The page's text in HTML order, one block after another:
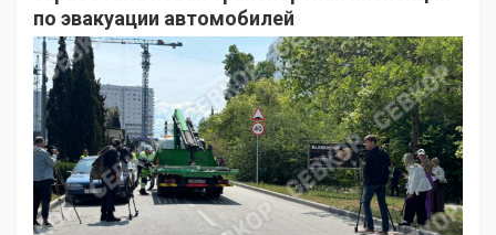
по эвакуации автомобилей